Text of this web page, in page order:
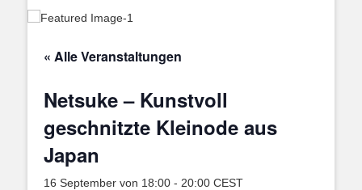
« Alle Veranstaltungen
Netsuke – Kunstvoll
geschnitzte Kleinode aus
Japan
16 September von 18:00 - 20:00 CEST